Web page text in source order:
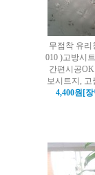
무점착 유리
010 )고방시
간편시공
보시트지, 고
4,400원[